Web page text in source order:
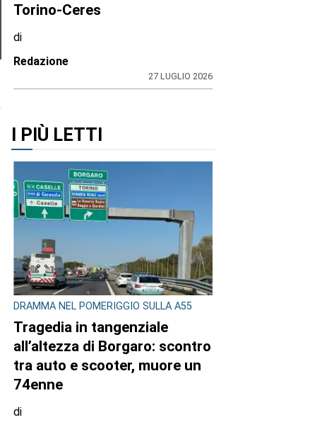
Torino-Ceres
di
Redazione
27 LUGLIO 2026
I PIÙ LETTI
DRAMMA NEL POMERIGGIO SULLA A55
Tragedia in tangenziale
all’altezza di Borgaro: scontro
tra auto e scooter, muore un
74enne
di